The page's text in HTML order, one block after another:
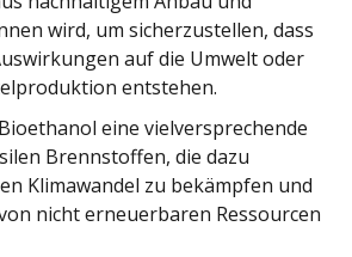
wird, um sicherzustellen, dass
auf die Umwelt oder
entstehen.
eine vielversprechende
Brennstoffen, die dazu
Klimawandel zu bekämpfen und
nicht erneuerbaren Ressourcen